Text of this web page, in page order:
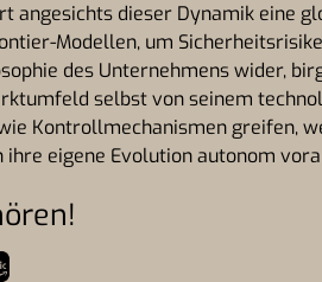
angesichts dieser Dynamik eine
Modellen, um
des Unternehmens wider,
selbst von seinem
Kontrollmechanismen greifen,
ihre eigene Evolution autonom